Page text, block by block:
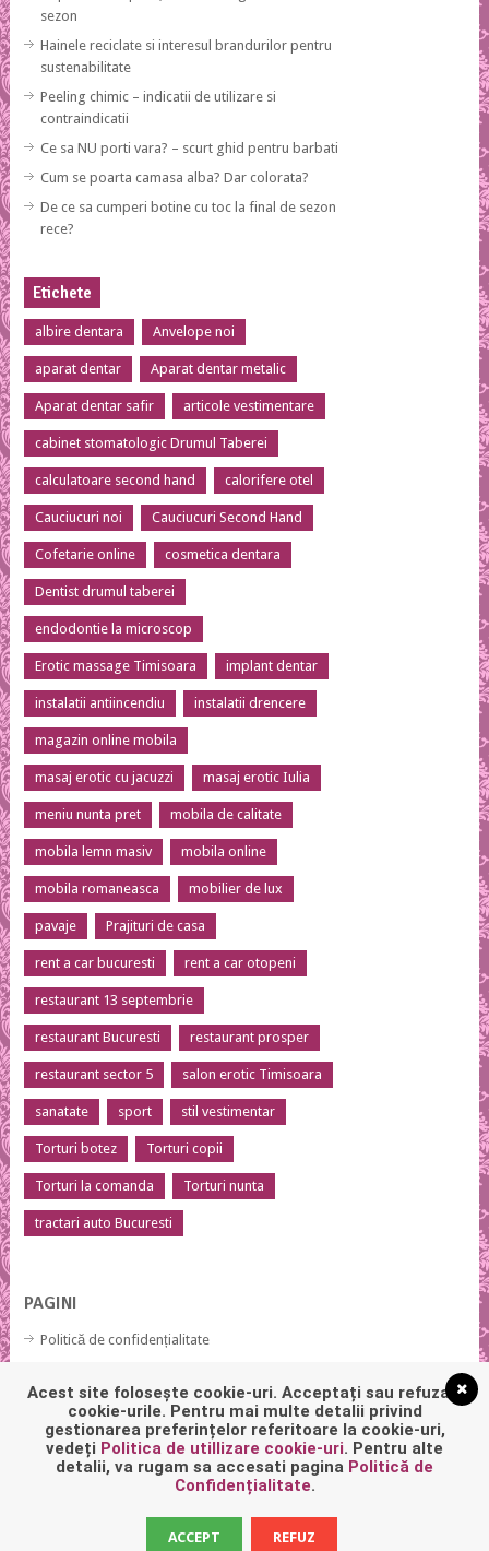
sezon
Hainele reciclate si interesul brandurilor pentru
sustenabilitate
Peeling chimic – indicatii de utilizare si
contraindicatii
Ce sa NU porti vara? – scurt ghid pentru barbati
Cum se poarta camasa alba? Dar colorata?
De ce sa cumperi botine cu toc la final de sezon
rece?
Etichete
albire dentara Anvelope noi
aparat dentar Aparat dentar metalic
Aparat dentar safir articole vestimentare
cabinet stomatologic Drumul Taberei
calculatoare second hand calorifere otel
Cauciucuri noi Cauciucuri Second Hand
Cofetarie online cosmetica dentara
Dentist drumul taberei
endodontie la microscop
Erotic massage Timisoara implant dentar
instalatii antiincendiu instalatii drencere
magazin online mobila
masaj erotic cu jacuzzi masaj erotic Iulia
meniu nunta pret mobila de calitate
mobila lemn masiv mobila online
mobila romaneasca mobilier de lux
pavaje Prajituri de casa
rent a car bucuresti rent a car otopeni
restaurant 13 septembrie
restaurant Bucuresti restaurant prosper
restaurant sector 5 salon erotic Timisoara
sanatate sport stil vestimentar
Torturi botez Torturi copii
Torturi la comanda Torturi nunta
tractari auto Bucuresti
PAGINI
Politică de confidențialitate
Acest site folosește cookie-uri. Acceptați sau refuzați
cookie-urile. Pentru mai multe detalii privind
gestionarea preferințelor referitoare la cookie-uri,
vedeți Politica de utillizare cookie-uri. Pentru alte
detalii, va rugam sa accesati pagina Politică de
Confidențialitate.
ACCEPT REFUZ